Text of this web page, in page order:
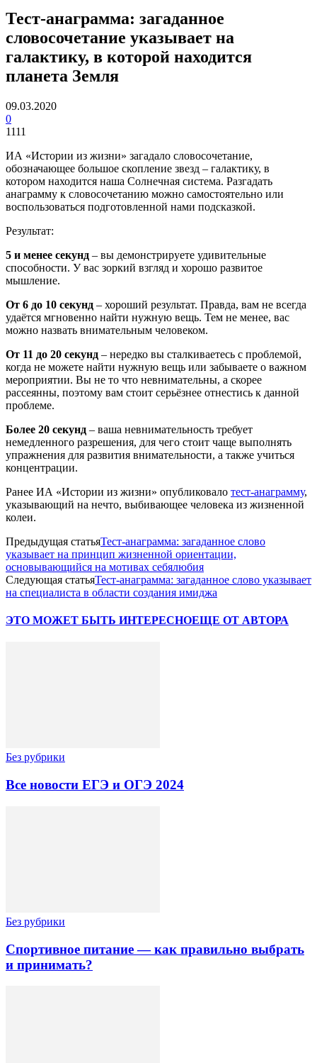
Тест-анаграмма: загаданное
словосочетание указывает на
галактику, в которой находится
планета Земля
09.03.2020
0
1111
ИА «Истории из жизни» загадало словосочетание,
обозначающее большое скопление звезд – галактику, в
котором находится наша Солнечная система. Разгадать
анаграмму к словосочетанию можно самостоятельно или
воспользоваться подготовленной нами подсказкой.
Результат:
5 и менее секунд – вы демонстрируете удивительные
способности. У вас зоркий взгляд и хорошо развитое
мышление.
От 6 до 10 секунд – хороший результат. Правда, вам не всегда
удаётся мгновенно найти нужную вещь. Тем не менее, вас
можно назвать внимательным человеком.
От 11 до 20 секунд – нередко вы сталкиваетесь с проблемой,
когда не можете найти нужную вещь или забываете о важном
мероприятии. Вы не то что невнимательны, а скорее
рассеянны, поэтому вам стоит серьёзнее отнестись к данной
проблеме.
Более 20 секунд – ваша невнимательность требует
немедленного разрешения, для чего стоит чаще выполнять
упражнения для развития внимательности, а также учиться
концентрации.
Ранее ИА «Истории из жизни» опубликовало тест-анаграмму,
указывающий на нечто, выбивающее человека из жизненной
колеи.
Предыдущая статьяТест-анаграмма: загаданное слово
указывает на принцип жизненной ориентации,
основывающийся на мотивах себялюбия
Следующая статьяТест-анаграмма: загаданное слово указывает
на специалиста в области создания имиджа
ЭТО МОЖЕТ БЫТЬ ИНТЕРЕСНОЕЩЕ ОТ АВТОРА
Без рубрики
Все новости ЕГЭ и ОГЭ 2024
Без рубрики
Спортивное питание — как правильно выбрать
и принимать?